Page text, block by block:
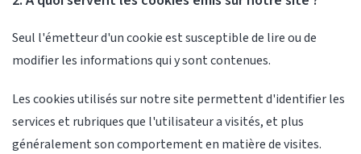
Seul l'émetteur d'un cookie est susceptible de lire ou de
modifier les informations qui y sont contenues.
Les cookies utilisés sur notre site permettent d'identifier les
services et rubriques que l'utilisateur a visités, et plus
généralement son comportement en matière de visites.